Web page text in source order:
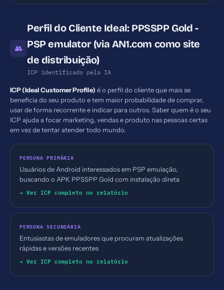
👥
Perfil do Cliente Ideal: PPSSPP Gold -
PSP emulator (via AN1.com como site
de distribuição)
ICP identificado pela IA
ICP (Ideal Customer Profile) é o perfil do cliente que mais se
beneficia do seu produto e tem maior probabilidade de comprar,
usar de forma recorrente e indicar para outros. Saber quem é o seu
ICP ajuda a focar marketing, vendas e produto nas pessoas certas
em vez de tentar atender todo mundo.
PERSONA PRIMÁRIA
Usuários de Android interessados em PSP emulação,
buscando o APK PPSSPP Gold com instalação direta
→ Ver ICP completo no relatório
PERSONA SECUNDÁRIA
Entusiastas de emuladores que procuram atualizações
rápidas e versões recentes
→ Ver ICP completo no relatório